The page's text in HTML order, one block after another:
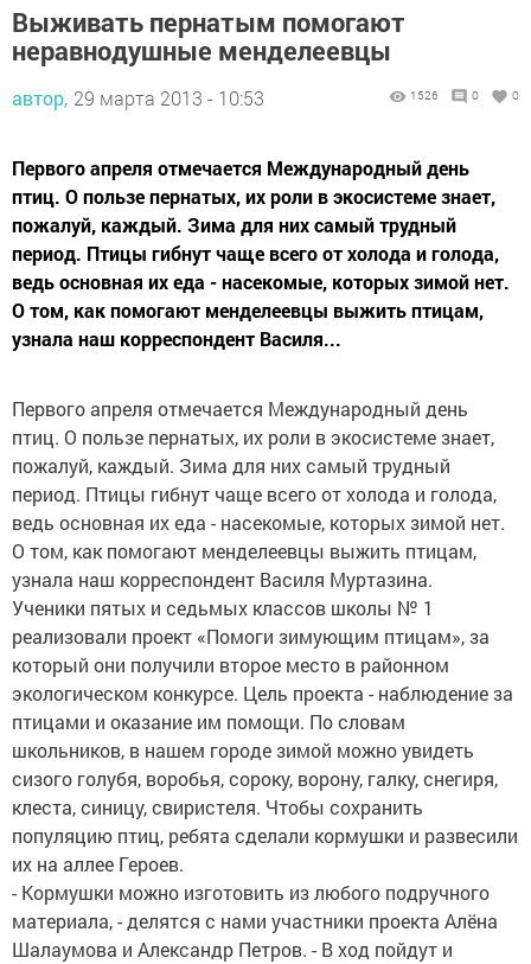
Выживать пернатым помогают
неравнодушные менделеевцы
автор, 29 марта 2013 - 10:53 1526 0 0
Первого апреля отмечается Международный день
птиц. О пользе пернатых, их роли в экосистеме знает,
пожалуй, каждый. Зима для них самый трудный
период. Птицы гибнут чаще всего от холода и голода,
ведь основная их еда - насекомые, которых зимой нет.
О том, как помогают менделеевцы выжить птицам,
узнала наш корреспондент Василя...
Первого апреля отмечается Международный день
птиц. О пользе пернатых, их роли в экосистеме знает,
пожалуй, каждый. Зима для них самый трудный
период. Птицы гибнут чаще всего от холода и голода,
ведь основная их еда - насекомые, которых зимой нет.
О том, как помогают менделеевцы выжить птицам,
узнала наш корреспондент Василя Муртазина.
Ученики пятых и седьмых классов школы № 1
реализовали проект «Помоги зимующим птицам», за
который они получили второе место в районном
экологическом конкурсе. Цель проекта - наблюдение за
птицами и оказание им помощи. По словам
школьников, в нашем городе зимой можно увидеть
сизого голубя, воробья, сороку, ворону, галку, снегиря,
клеста, синицу, свиристеля. Чтобы сохранить
популяцию птиц, ребята сделали кормушки и развесили
их на аллее Героев.
- Кормушки можно изготовить из любого подручного
материала, - делятся с нами участники проекта Алёна
Шалаумова и Александр Петров. - В ход пойдут и